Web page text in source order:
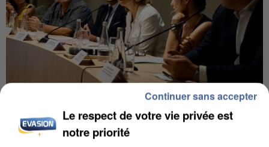
DE SOLIDARITÉ AVEC LES...
Le respect de votre vie privée est
notre priorité
Continuer sans accepter